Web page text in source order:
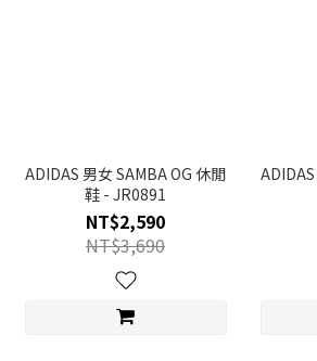
ADIDAS 男女 SAMBA OG 休閒
鞋 - JR0891
NT$2,590
NT$3,690